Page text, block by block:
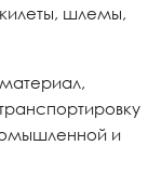
шлемы,
и